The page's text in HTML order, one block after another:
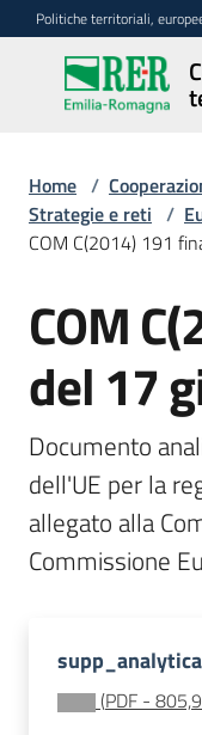
Vai al contenuto
Vai alla navigazione
Vai al footer
Politiche territoriali,
Attività
Programmi
Strategie
e
reti
Menu selezionato
Comunicazione
Home /
Strategie e reti /
COM C(2014) 191
COM
del 17
Documento
dell'UE per la
allegato alla
Commissione
(PDF -